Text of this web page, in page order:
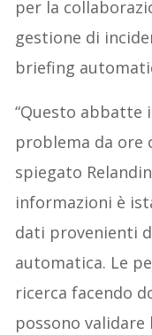
per la
gestione di
briefing
“Questo abbatte
problema da ore
spiegato
informazioni è
dati provenienti
automatica. Le
ricerca facendo
possono